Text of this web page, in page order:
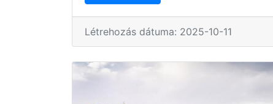
Létrehozás dátuma: 2025-10-11